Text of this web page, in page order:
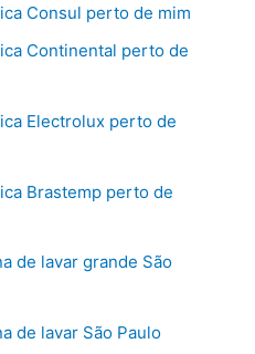
Consul perto de mim
Continental perto de
Electrolux perto de
Brastemp perto de
de lavar grande São
de lavar São Paulo